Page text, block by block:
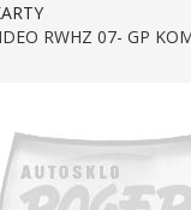
RWHZ 07- GP